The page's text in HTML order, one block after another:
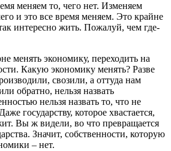
меняем то, чего нет. Изменяем
и это все время меняем. Это крайне
интересно жить. Пожалуй, чем где-
менять экономику, переходить на
Какую экономику менять? Разве
свозили, а оттуда нам
обратно, нельзя назвать
нельзя назвать то, что не
государству, которое хвастается,
Вы ж видели, во что превращается
Значит, собственности, которую
– нет.